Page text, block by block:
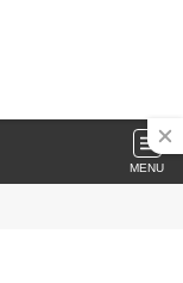
MENU